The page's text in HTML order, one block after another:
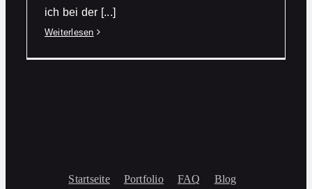
ich bei der [...]
Weiterlesen
Startseite Portfolio FAQ
Blog